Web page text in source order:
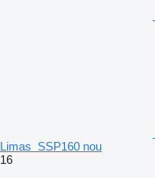
Limas SSP160 nou
16